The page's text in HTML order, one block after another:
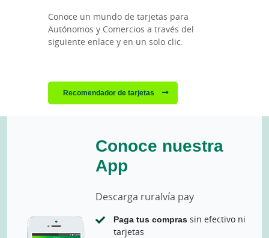
Conoce un mundo de tarjetas para
Autónomos y Comercios a través del
siguiente enlace y en un solo clic.
Recomendador de tarjetas
Conoce nuestra
App
Descarga ruralvía pay
Paga tus comprassin efectivo ni
tarjetas